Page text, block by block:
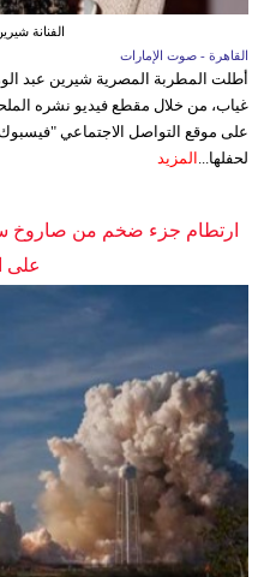
الفنانة
القاهرة - صوت الإمارات
أطلت المطربة المصرية شيرين عبد
غياب، من خلال مقطع فيديو نشره
على موقع التواصل الاجتماعي
لحفلها... المزيد
ارتطام جزء ضخم من صاروخ
على